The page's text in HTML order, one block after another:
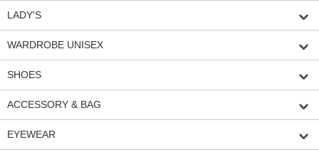
LADY'S
WARDROBE UNISEX
SHOES
ACCESSORY & BAG
EYEWEAR